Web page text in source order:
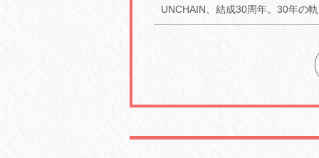
UNCHAIN、結成30周年。30年の